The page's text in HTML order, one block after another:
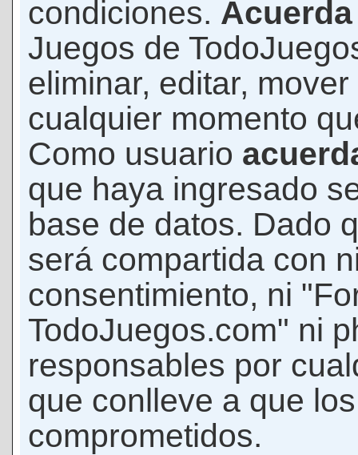
condiciones. Acuerda
Juegos de
eliminar, editar,
cualquier momento
Como usuario
que haya ingresado
base de datos. Dado
será compartida con
consentimiento, ni
TodoJuegos.com" ni
responsables por
que conlleve a que
comprometidos.